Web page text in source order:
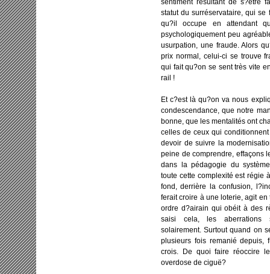
sentiment résultant de s?être
statut du surréservataire, qui
qu?il occupe en attendant
psychologiquement peu
usurpation, une fraude. Alors
prix normal, celui-ci se trouve
qui fait qu?on se sent très vite
rail !
Et c?est là qu?on va nous
condescendance, que notre
bonne, que les mentalités ont
celles de ceux qui
devoir de suivre la
peine de comprendre, effaçons
dans la pédagogie du
toute cette complexité est régie
fond, derrière la confusion,
ferait croire à une loterie, agit
ordre d?airain qui obéit à des
saisi cela, les aberrations
solairement. Surtout quand on
plusieurs fois remanié
crois. De quoi faire réoccire
overdose de ciguë?